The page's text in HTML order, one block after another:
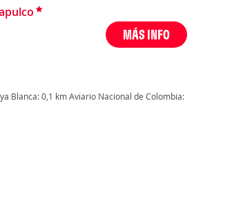
MÁS INFO
Blanca: 0,1 km Aviario Nacional de Colombia: